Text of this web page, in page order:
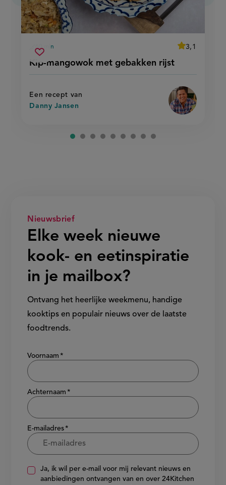
Kip-mangowok met gebakken rijst
voorbereidingstijd
60 min
average
3,1
Beoordeel
met
rijst'
Een recept van
Danny Jansen
Sla
recept
kip-
mangowok
met
rijst
Nieuwsbrief
Elke week nieuwe
kook- en eetinspiratie
in je mailbox?
Ontvang het heerlijke weekmenu, handige
kooktips en populair nieuws over de laatste
foodtrends.
Show/hide
Voornaam
Achternaam
E-mailadres
Ja, ik wil per e-mail voor mij relevant nieuws en
aanbiedingen ontvangen van en over 24Kitchen